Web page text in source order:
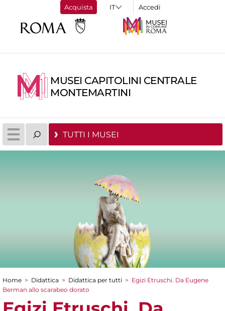
Acquista Accedi
MUSEI CAPITOLINI CENTRALE
MONTEMARTINI
TUTTI I MUSEI
Tu sei qui
Home > Didattica > Didattica per tutti > Egizi Etruschi. Da Eugene
Berman allo scarabeo dorato